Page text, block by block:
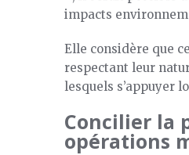
impacts
Elle considère que
respectant leur
lesquels s’appuyer
Concilier la
opérations